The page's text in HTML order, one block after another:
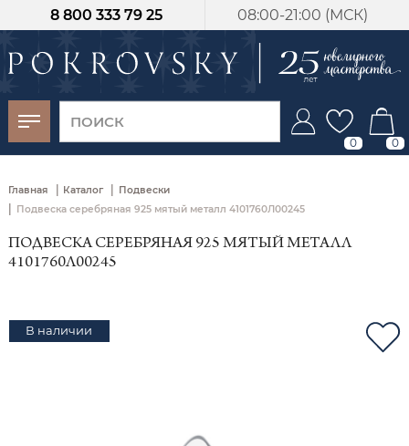
08:00-21:00 (МСК)
8 800 333 79 25
0 0
Главная | Каталог | Подвески
| Подвеска серебряная 925 мятый металл 4101760Л00245
ПОДВЕСКА СЕРЕБРЯНАЯ 925 МЯТЫЙ МЕТАЛЛ
4101760Л00245
В наличии
-30%
от 15 дней с
момента оплаты